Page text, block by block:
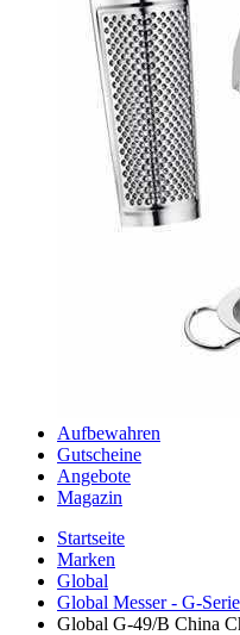
Aufbewahren
Gutscheine
Angebote
Magazin
Startseite
Marken
Global
Global Messer - G-Serie
Global G-49/B China